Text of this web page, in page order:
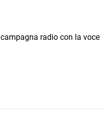
radio con la voce